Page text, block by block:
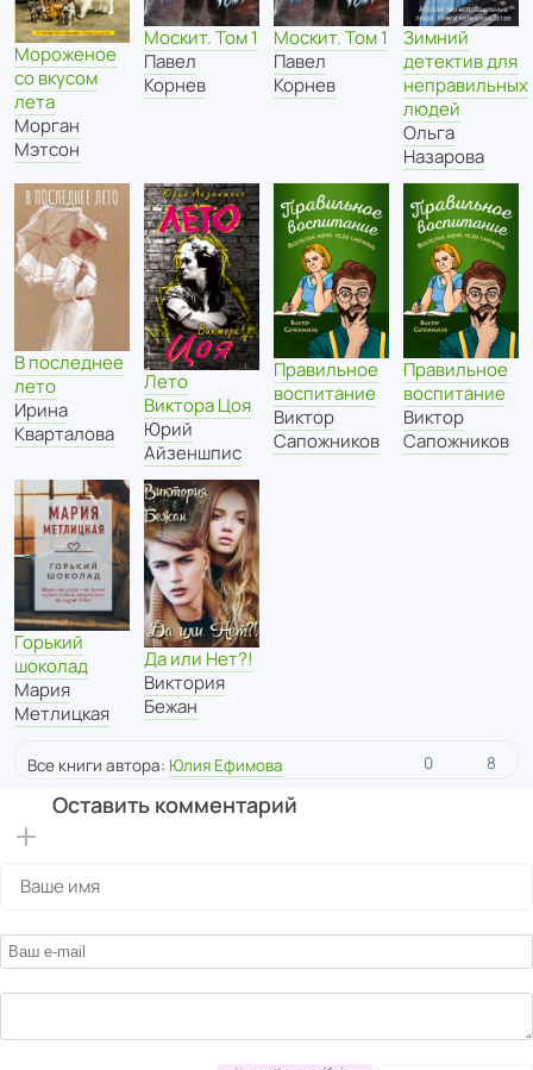
Мороженое
со вкусом
лета
Морган
Мэтсон
Москит. Том 1
Павел
Корнев
Москит. Том 1
Павел
Корнев
Зимний
детектив для
неправильных
людей
Ольга
Назарова
В последнее
лето
Ирина
Кварталова
Лето
Виктора Цоя
Юрий
Айзеншпис
Правильное
воспитание
Виктор
Сапожников
Правильное
воспитание
Виктор
Сапожников
Горький
шоколад
Мария
Метлицкая
Да или Нет?!
Виктория
Бежан
Все книги автора: Юлия Ефимова 0 8
Оставить комментарий